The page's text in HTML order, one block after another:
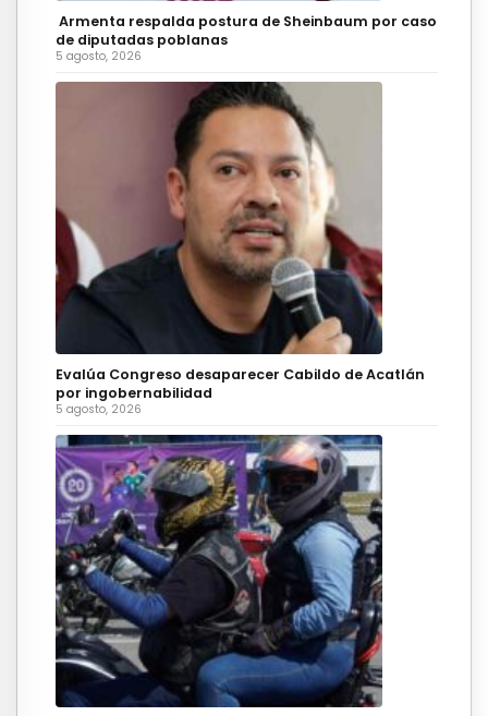
Armenta respalda postura de Sheinbaum por caso
de diputadas poblanas
5 agosto, 2026
Evalúa Congreso desaparecer Cabildo de Acatlán
por ingobernabilidad
5 agosto, 2026